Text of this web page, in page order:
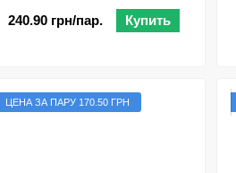
240.90 грн/пар. Купить
ЦЕНА ЗА ПАРУ 170.50 ГРН